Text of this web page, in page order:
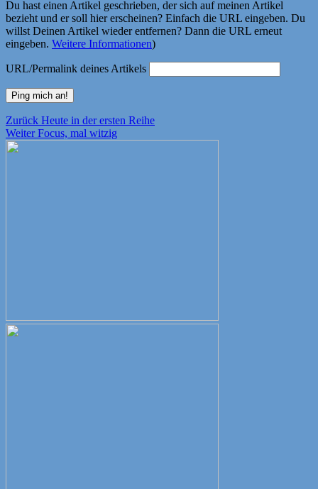
Du hast einen Artikel geschrieben, der sich auf meinen Artikel
bezieht und er soll hier erscheinen? Einfach die URL eingeben. Du
willst Deinen Artikel wieder entfernen? Dann die URL erneut
eingeben. Weitere Informationen)
URL/Permalink deines Artikels
Beitragsnavigation
Zurück Vorheriger
Beitrag:
Heute in der ersten Reihe
Weiter Nächster
Focus, mal witzig